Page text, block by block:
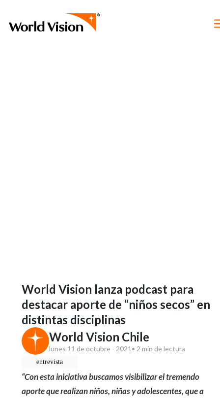
World Vision lanza podcast para
destacar aporte de “niños secos” en
distintas disciplinas
World Vision Chile
lunes 11 de octubre - 2021 • 2 min de lectura
entrevista
“Con esta iniciativa buscamos visibilizar el tremendo
aporte que realizan niños, niñas y adolescentes, que a